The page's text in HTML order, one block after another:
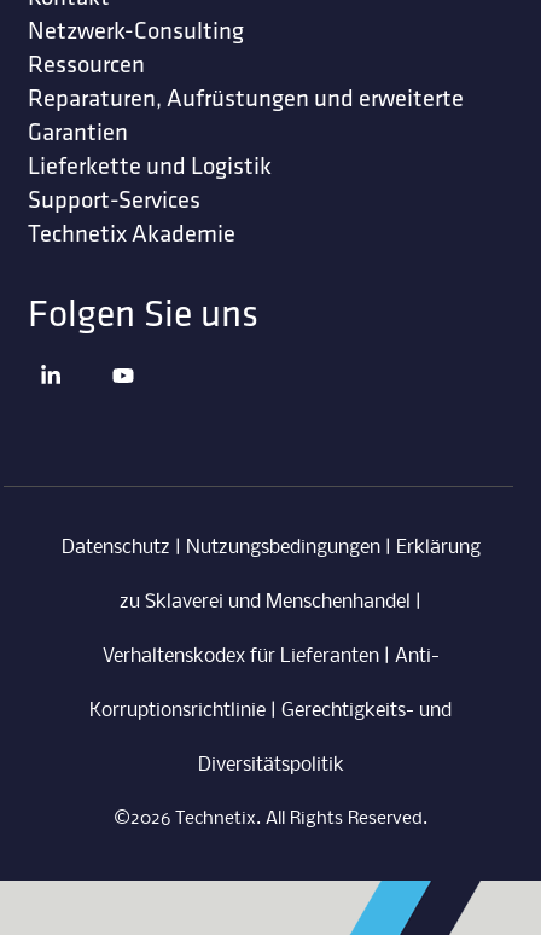
Netzwerk-Consulting
Ressourcen
Reparaturen, Aufrüstungen und erweiterte
Garantien
Lieferkette und Logistik
Support-Services
Technetix Akademie
Folgen Sie uns
Datenschutz Nutzungsbedingungen| Erklärung
zu Sklaverei und Menschenhandel
Verhaltenskodex für Lieferanten| Anti-
Korruptionsrichtlinie Gerechtigkeits- und
Diversitätspolitik
©2026 Technetix. All Rights Reserved.